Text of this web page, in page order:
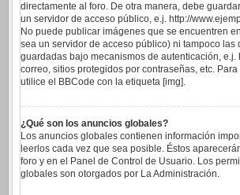
directamente al foro. De otra manera, debe
un servidor de acceso público, e.j. http://
No puede publicar imágenes que se encuentren
sea un servidor de acceso público) ni tampoco las
guardadas bajo mecanismos de autenticación, e.j.
correo, sitios protegidos por contraseñas, etc.
utilice el BBCode con la etiqueta [img].
¿Qué son los anuncios globales?
Los anuncios globales contienen información
leerlos cada vez que sea posible. Éstos
foro y en el Panel de Control de Usuario. Los
globales son otorgados por La Administración.